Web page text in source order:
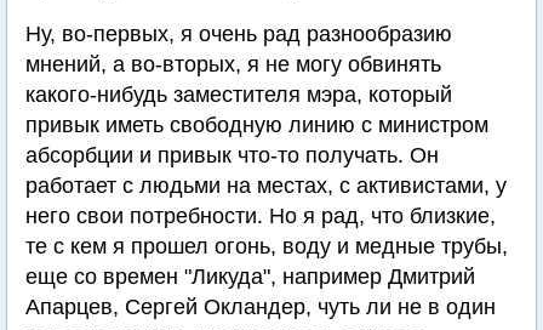
Ну, во-первых, я очень рад разнообразию
мнений, а во-вторых, я не могу обвинять
какого-нибудь заместителя мэра, который
привык иметь свободную линию с министром
абсорбции и привык что-то получать. Он
работает с людьми на местах, с активистами, у
него свои потребности. Но я рад, что близкие,
те с кем я прошел огонь, воду и медные трубы,
еще со времен "Ликуда", например Дмитрий
Апарцев, Сергей Окландер, чуть ли не в один